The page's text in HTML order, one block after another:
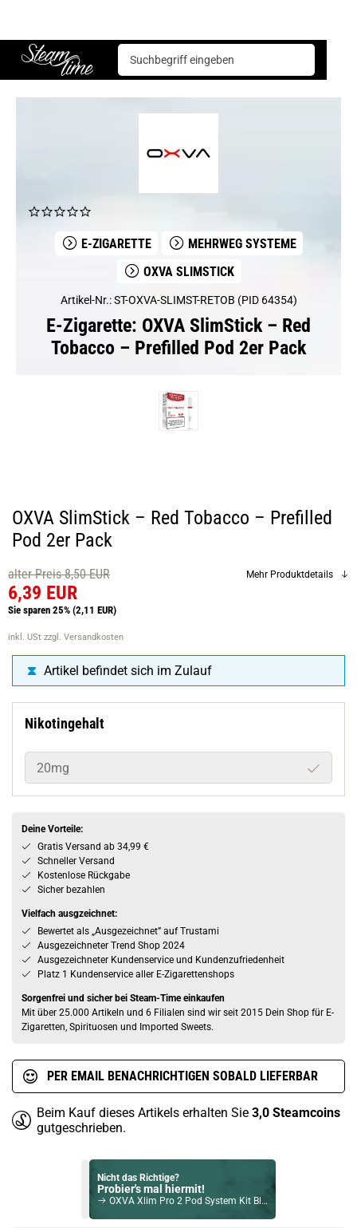
Steam time
E-Zigarette Mehrweg Systeme
OXVA Slimstick
OXVA SlimStick – Red Tobacco – Prefilled Pod 2er Pack
E-ZIGARETTE
MEHRWEG SYSTEME
OXVA SLIMSTICK
Artikel-Nr.: ST-OXVA-SLIMST-RETOB (PID 64354)
E-Zigarette: OXVA SlimStick – Red
Tobacco – Prefilled Pod 2er Pack
OXVA SlimStick – Red Tobacco – Prefilled
Pod 2er Pack
alter Preis 8,50 EUR
6,39 EUR
Sie sparen 25% (2,11 EUR)
inkl. USt zzgl. Versandkosten
Mehr Produktdetails
Artikel befindet sich im Zulauf
Nikotingehalt
20mg
Deine Vorteile:
Gratis Versand ab 34,99 €
Schneller Versand
Kostenlose Rückgabe
Sicher bezahlen
Vielfach ausgzeichnet:
Bewertet als „Ausgezeichnet” auf Trustami
Ausgezeichneter Trend Shop 2024
Ausgezeichneter Kundenservice und Kundenzufriedenheit
Platz 1 Kundenservice aller E-Zigarettenshops
Sorgenfrei und sicher bei Steam-Time einkaufen
Mit über 25.000 Artikeln und 6 Filialen sind wir seit 2015 Dein Shop für E-
Zigaretten, Spirituosen und Imported Sweets.
PER EMAIL BENACHRICHTIGEN SOBALD LIEFERBAR
Beim Kauf dieses Artikels erhalten Sie 3,0 Steamcoins
gutgeschrieben.
Nicht das Richtige?
Probier's mal hiermit!
OXVA Xlim Pro 2 Pod System Kit Blue Jeans